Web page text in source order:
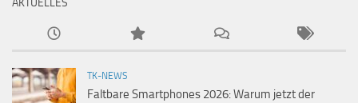
AKTUELLES
TK-NEWS
Faltbare Smartphones 2026: Warum jetzt der